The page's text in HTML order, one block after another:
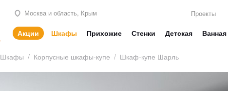
Москва и область, Крым Проекты
Акции Шкафы Прихожие Стенки Детская Ванная
Шкафы / Корпусные шкафы-купе / Шкаф-купе Шарль